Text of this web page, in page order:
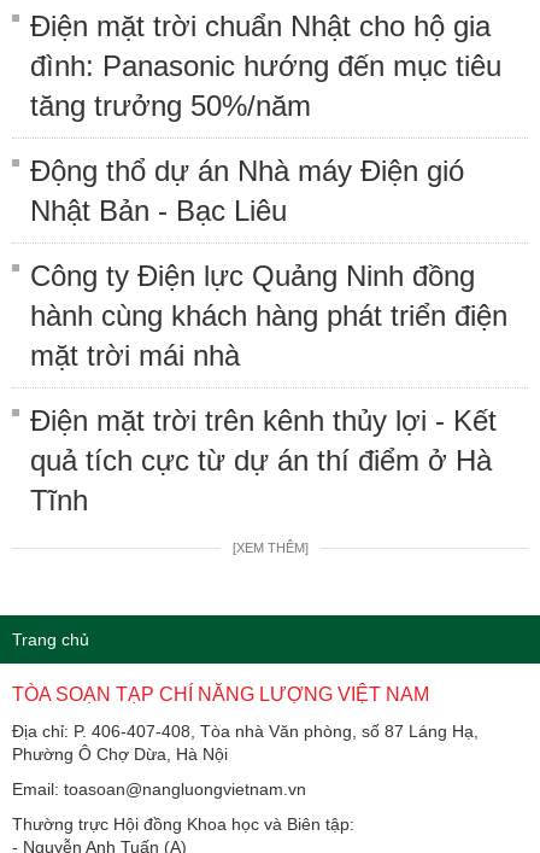
Điện mặt trời chuẩn Nhật cho hộ gia
đình: Panasonic hướng đến mục tiêu
tăng trưởng 50%/năm
Động thổ dự án Nhà máy Điện gió
Nhật Bản - Bạc Liêu
Công ty Điện lực Quảng Ninh đồng
hành cùng khách hàng phát triển điện
mặt trời mái nhà
Điện mặt trời trên kênh thủy lợi - Kết
quả tích cực từ dự án thí điểm ở Hà
Tĩnh
[XEM THÊM]
Trang chủ
TÒA SOẠN TẠP CHÍ NĂNG LƯỢNG VIỆT NAM
Địa chỉ: P. 406-407-408, Tòa nhà Văn phòng, số 87 Láng Hạ,
Phường Ô Chợ Dừa, Hà Nội
Email: toasoan@nangluongvietnam.vn
Thường trực Hội đồng Khoa học và Biên tập:
​​​​​​- Nguyễn Anh Tuấn (A)